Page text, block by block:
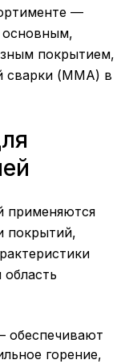
—
покрытием,
сварки (ММА) в
применяются
покрытий,
обеспечивают
горение,